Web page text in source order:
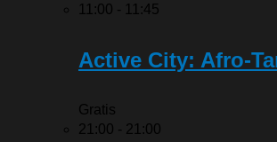
11:00 - 11:45
Active City: Afro-
Gratis
21:00 - 21:00